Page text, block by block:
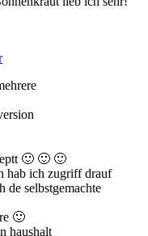
🙂 🙂 🙂
hab ich zugriff drauf
selbstgemachte
🙂
haushalt